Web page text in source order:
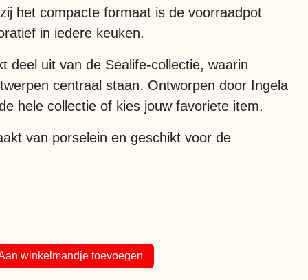
het compacte formaat is de voorraadpot
in iedere keuken.
deel uit van de Sealife-collectie, waarin
centraal staan. Ontworpen door Ingela
hele collectie of kies jouw favoriete item.
van porselein en geschikt voor de
winkelmandje toevoegen